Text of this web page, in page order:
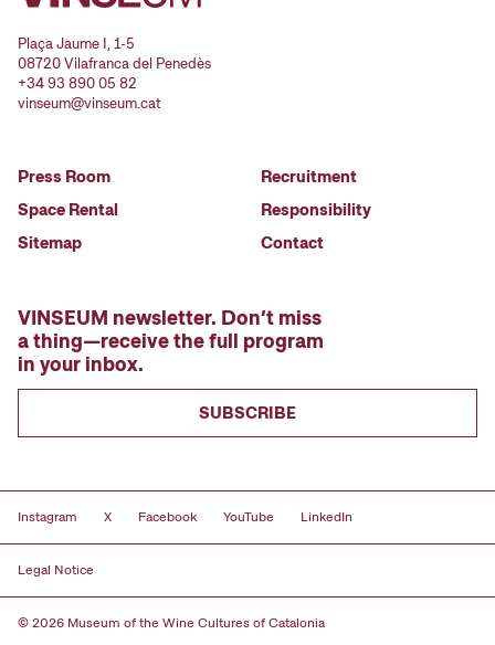
Plaça Jaume I, 1-5
08720 Vilafranca del Penedès
+34 93 890 05 82
vinseum@vinseum.cat
Press Room
Space Rental
Sitemap
Recruitment
Responsibility
Contact
VINSEUM newsletter. Don’t miss
a thing—receive the full program
in your inbox.
SUBSCRIBE
Instagram X Facebook YouTube LinkedIn
Legal Notice
© 2026 Museum of the Wine Cultures of Catalonia